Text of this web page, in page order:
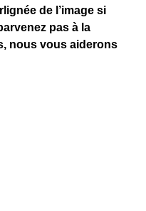
de l’image si
pas à la
nous vous aiderons